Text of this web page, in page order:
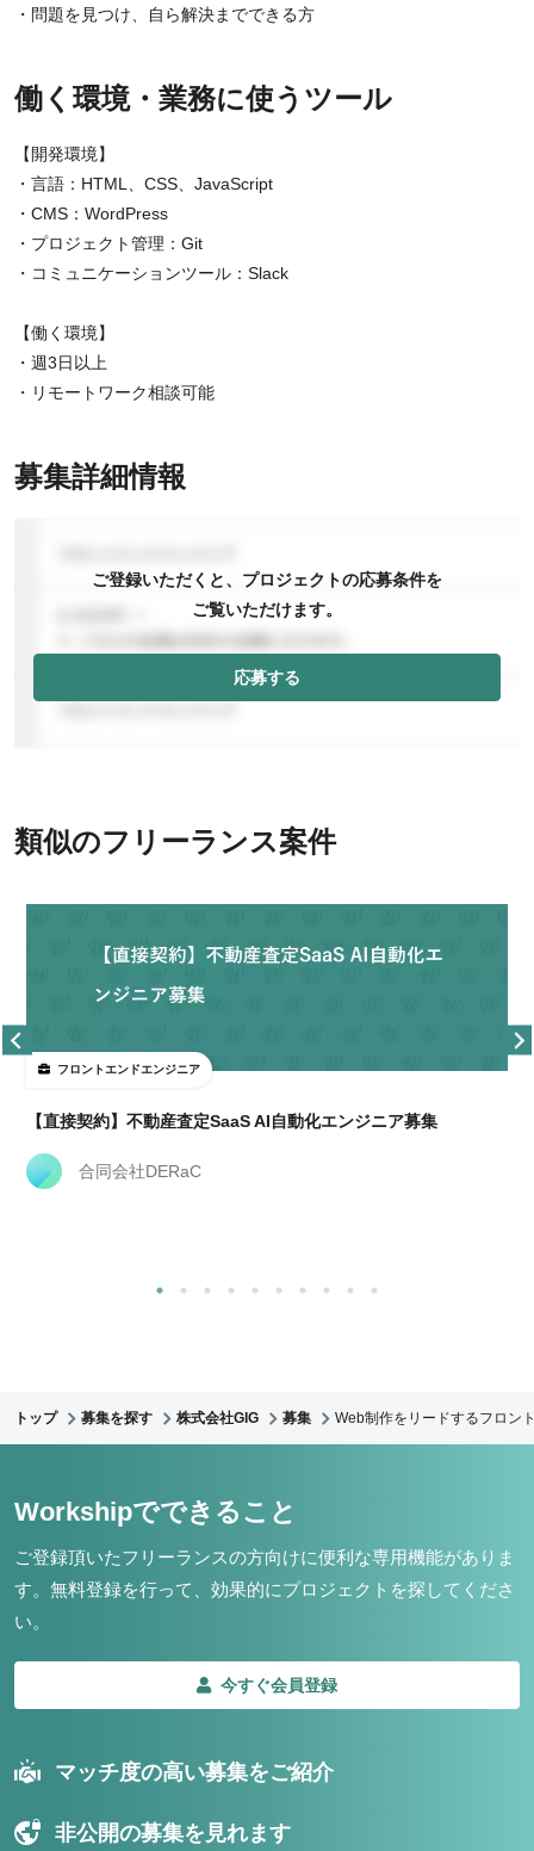
・問題を見つけ、自ら解決までできる方
働く環境・業務に使うツール
【開発環境】
・言語：HTML、CSS、JavaScript
・CMS：WordPress
・プロジェクト管理：Git
・コミュニケーションツール：Slack
【働く環境】
・週3日以上
・リモートワーク相談可能
募集詳細情報
ご登録いただくと、プロジェクトの応募条件を
ご覧いただけます。
応募する
類似のフリーランス案件
フロントエンドエンジニア
【直接契約】不動産査定SaaS AI自動化エンジニア募集
合同会社DERaC
トップ 募集を探す 株式会社GIG 募集 Web制作をリードするフロン
Workshipでできること
ご登録頂いたフリーランスの方向けに便利な専用機能がありま
す。 無料登録を行って、効果的にプロジェクトを探してくださ
い。
今すぐ会員登録
マッチ度の高い募集をご紹介
非公開の募集を見れます